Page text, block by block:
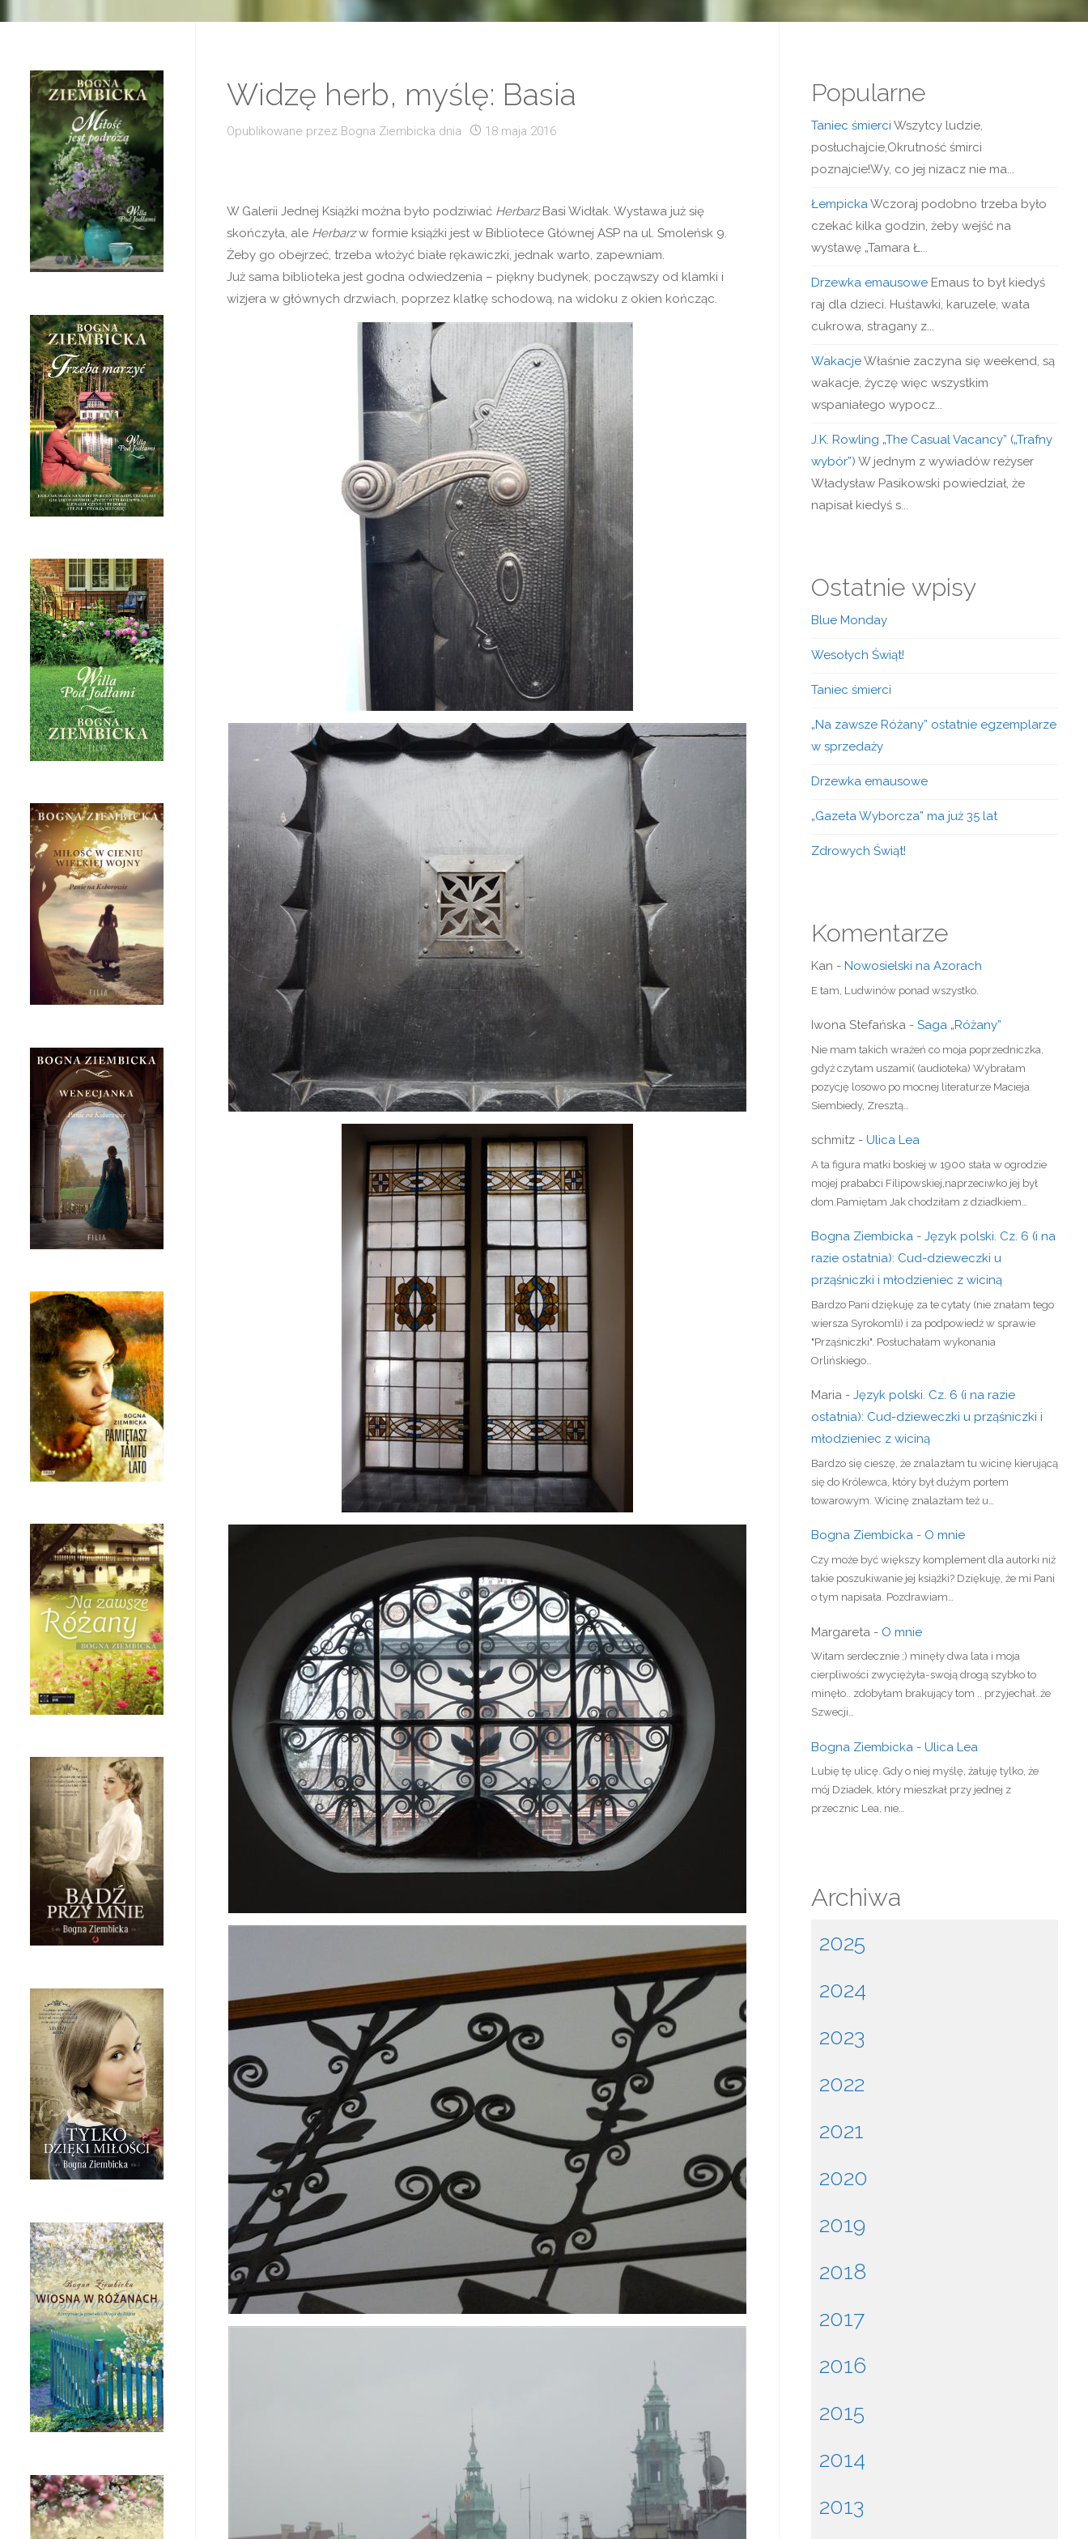
Widzę herb, myślę: Basia
Opublikowane przez Bogna Ziembicka dnia 18 maja 2016
W Galerii Jednej Książki można było podziwiać HerbarzBasi Widłak. Wystawa już się
skończyła, ale Herbarzw formie książki jest w Bibliotece Głównej ASP na ul. Smoleńsk 9.
Żeby go obejrzeć, trzeba włożyć białe rękawiczki, jednak warto, zapewniam.
Już sama biblioteka jest godna odwiedzenia – piękny budynek, począwszy od klamki i
wizjera w głównych drzwiach, poprzez klatkę schodową, na widoku z okien kończąc.
Popularne
Taniec śmierci Wszytcy ludzie,
posłuchajcie,Okrutność śmirci
poznajcie!Wy, co jej nizacz nie ma...
ŁempickaWczoraj podobno trzeba było
czekać kilka godzin, żeby wejść na
wystawę „Tamara Ł...
Drzewka emausowe Emaus to był kiedyś
raj dla dzieci. Huśtawki, karuzele, wata
cukrowa, stragany z...
WakacjeWłaśnie zaczyna się weekend, są
wakacje, życzę więc wszystkim
wspaniałego wypocz...
J.K. Rowling „The Casual Vacancy” („Trafny
wybór”) W jednym z wywiadów reżyser
Władysław Pasikowski powiedział, że
napisał kiedyś s...
Ostatnie wpisy
Blue Monday
Wesołych Świąt!
Taniec śmierci
„Na zawsze Różany” ostatnie egzemplarze
w sprzedaży
Drzewka emausowe
„Gazeta Wyborcza” ma już 35 lat
Zdrowych Świąt!
Komentarze
Kan - Nowosielski na Azorach
E tam, Ludwinów ponad wszystko.
Iwona Stefańska - Saga „Różany”
Nie mam takich wrażeń co moja poprzedniczka,
gdyż czytam uszami( (audioteka) Wybrałam
pozycję losowo po mocnej literaturze Macieja
Siembiedy, Zresztą…
schmitz - Ulica Lea
A ta figura matki boskiej w 1900 stała w ogrodzie
mojej prababci Filipowskiej,naprzeciwko jej był
dom.Pamiętam Jak chodziłam z dziadkiem…
Bogna Ziembicka - Język polski. Cz. 6 (i na
razie ostatnia): Cud-dzieweczki u
prząśniczki i młodzieniec z wiciną
Bardzo Pani dziękuję za te cytaty (nie znałam tego
wiersza Syrokomli) i za podpowiedź w sprawie
"Prząśniczki". Posłuchałam wykonania
Orlińskiego…
Maria - Język polski. Cz. 6 (i na razie
ostatnia): Cud-dzieweczki u prząśniczki i
młodzieniec z wiciną
Bardzo się cieszę, że znalazłam tu wicinę kierującą
się do Królewca, który był dużym portem
towarowym. Wicinę znalazłam też u…
Bogna Ziembicka - O mnie
Czy może być większy komplement dla autorki niż
takie poszukiwanie jej książki? Dziękuję, że mi Pani
o tym napisała. Pozdrawiam…
Margareta - O mnie
Witam serdecznie ;) minęły dwa lata i moja
cierpliwości zwyciężyła-swoją drogą szybko to
minęło.. zdobyłam brakujący tom .. przyjechał..że
Szwecji…
Bogna Ziembicka - Ulica Lea
Lubię tę ulicę. Gdy o niej myślę, żałuję tylko, że
mój Dziadek, który mieszkał przy jednej z
przecznic Lea, nie…
Archiwa
2025
2024
2023
2022
2021
2020
2019
2018
2017
2016
2015
2014
2013